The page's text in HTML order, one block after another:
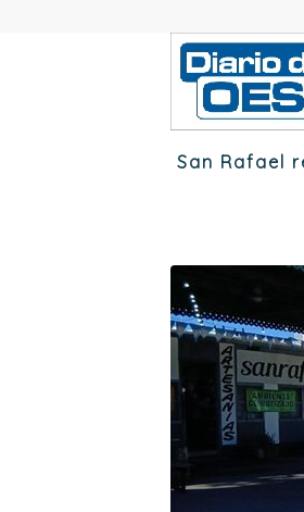
San Rafael